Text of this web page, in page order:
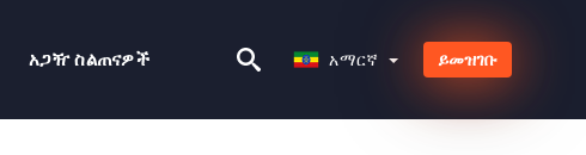
አጋዥ ስልጠናዎች አማርኛ ይመዝገቡ